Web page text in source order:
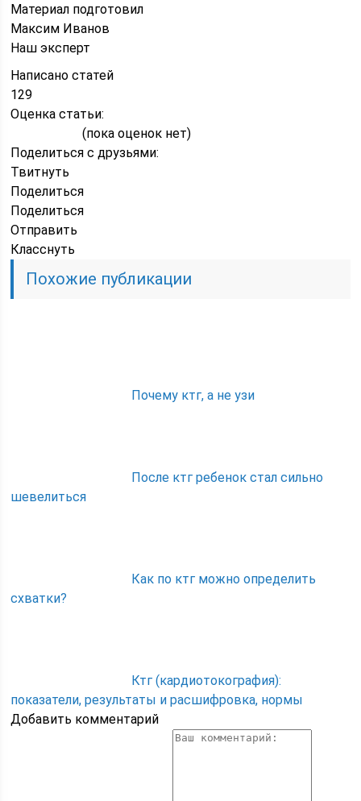
Материал подготовил
Максим Иванов
Наш эксперт
Написано статей
129
Оценка статьи:
(пока оценок нет)
Поделиться с друзьями:
Твитнуть
Поделиться
Поделиться
Отправить
Класснуть
Похожие публикации
Почему ктг, а не узи
После ктг ребенок стал сильно
шевелиться
Как по ктг можно определить
схватки?
Ктг (кардиотокография):
показатели, результаты и расшифровка, нормы
Добавить комментарий